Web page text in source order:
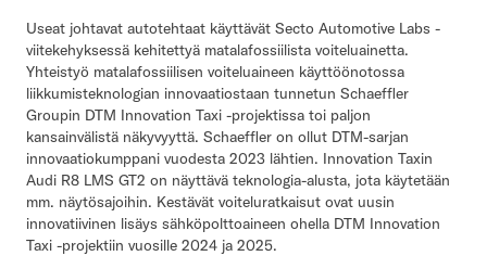
Useat johtavat autotehtaat käyttävät Secto Automotive Labs -
viitekehyksessä kehitettyä matalafossiilista voiteluainetta.
Yhteistyö matalafossiilisen voiteluaineen käyttöönotossa
liikkumisteknologian innovaatiostaan tunnetun Schaeffler
Groupin DTM Innovation Taxi -projektissa toi paljon
kansainvälistä näkyvyyttä. Schaeffler on ollut DTM-sarjan
innovaatiokumppani vuodesta 2023 lähtien. Innovation Taxin
Audi R8 LMS GT2 on näyttävä teknologia-alusta, jota käytetään
mm. näytösajoihin. Kestävät voiteluratkaisut ovat uusin
innovatiivinen lisäys sähköpolttoaineen ohella DTM Innovation
Taxi -projektiin vuosille 2024 ja 2025.